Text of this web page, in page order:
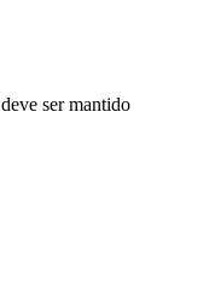
ser mantido